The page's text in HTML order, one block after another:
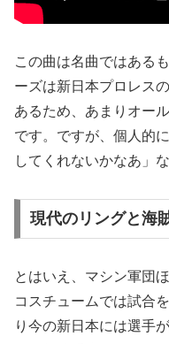
この曲は名曲ではある
ーズは新日本プロレス
あるため、あまりオー
です。ですが、個人的
してくれないかなあ」
現代のリングと海
とはいえ、マシン軍団
コスチュームでは試合
り今の新日本には選手